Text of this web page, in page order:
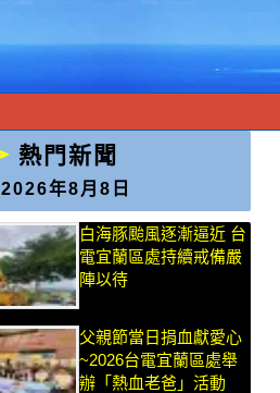
熱門新聞
2026年8月8日
白海豚颱風逐漸逼近 台
電宜蘭區處持續戒備嚴
陣以待
父親節當日捐血獻愛心
~2026台電宜蘭區處舉
辦「熱血老爸」活動